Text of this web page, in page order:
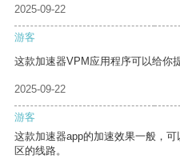
2025-09-22
游客
这款加速器VPM应用程序可以给你
2025-09-22
游客
这款加速器app的加速效果一般，
区的线路。